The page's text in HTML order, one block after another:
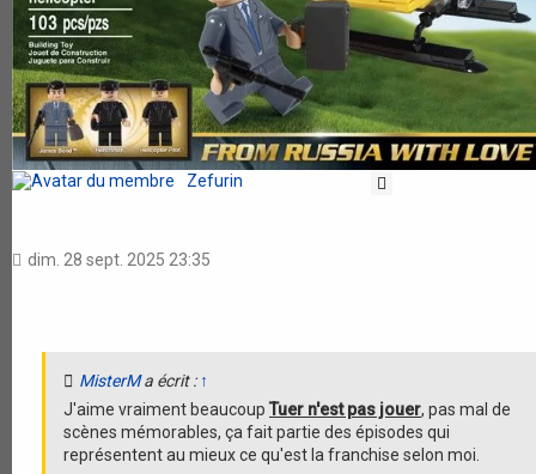
Zefurin
dim. 28 sept. 2025 23:35
MisterMa écrit : ↑
J'aime vraiment beaucoup Tuer n'est pas jouer, pas mal de
scènes mémorables, ça fait partie des épisodes qui
représentent au mieux ce qu'est la franchise selon moi.